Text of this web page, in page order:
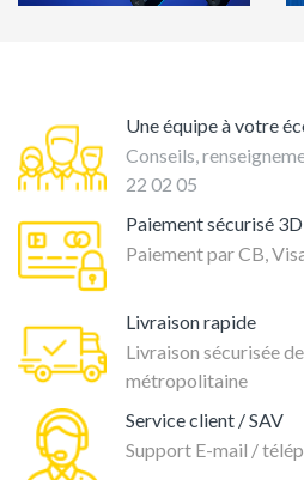
Une équipe à votre
Conseils,
22 02 05
Paiement sécurisé
Paiement par CB,
Livraison rapide
Livraison sécurisée
métropolitaine
Service client / SAV
Support E-mail /